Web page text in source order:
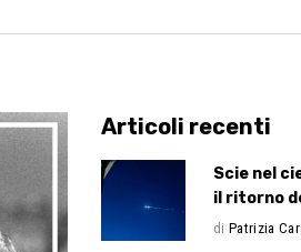
Articoli recenti
Scie nel
il ritorno
di Patrizia